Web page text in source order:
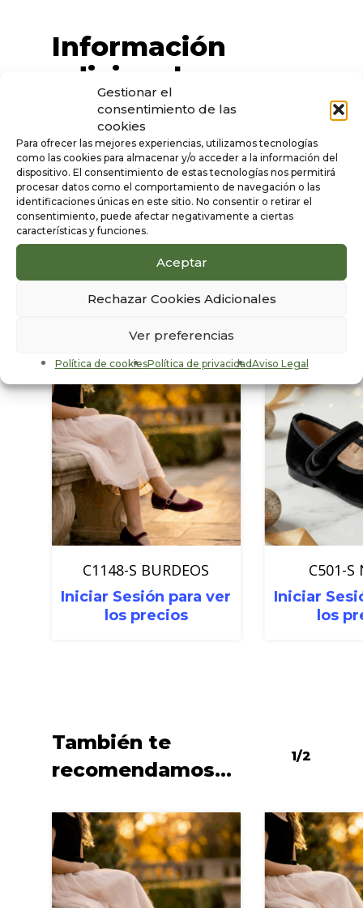
Gestionar el
consentimiento de las
cookies
Para ofrecer las mejores experiencias, utilizamos tecnologías
como las cookies para almacenar y/o acceder a la información del
dispositivo. El consentimiento de estas tecnologías nos permitirá
procesar datos como el comportamiento de navegación o las
identificaciones únicas en este sitio. No consentir o retirar el
consentimiento, puede afectar negativamente a ciertas
características y funciones.
Aceptar
Rechazar Cookies Adicionales
Ver preferencias
Política de cookiesPolítica de privacidadAviso Legal
Información
adicional
Burdeos
Sexo
Niña
Productos
C1148-S BURDEOS
Iniciar Sesión para ver
los precios
C501-S
Iniciar
los
También te
recomendamos…
1/2